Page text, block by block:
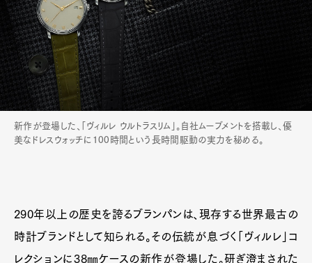
新作が登場した、「ヴィルレ ウルトラスリム」。自社ムーブメントを搭載し、優
美なドレスウォッチに100時間という長時間駆動の実力を秘める。
290年以上の歴史を誇るブランパンは、現存する世界最古の
時計ブランドとして知られる。その伝統が息づく「ヴィルレ」コ
レクションに38㎜ケースの新作が登場した。研ぎ澄まされた